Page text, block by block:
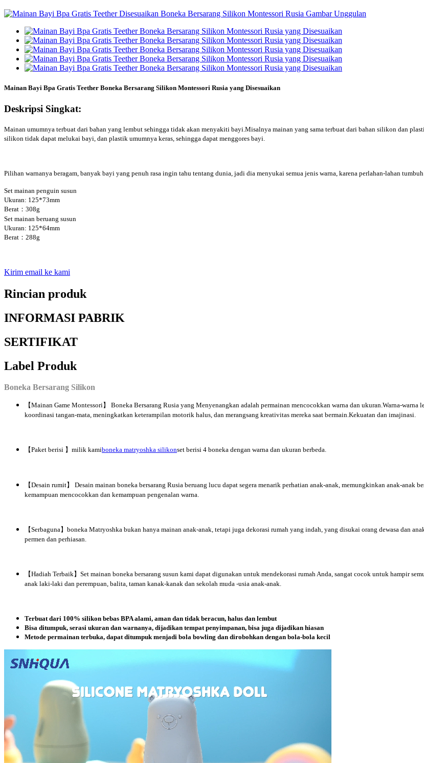
Mainan Bayi Bpa Gratis Teether Boneka Bersarang Silikon Montessori Rusia yang Disesuaikan
Deskripsi Singkat:
Mainan umumnya terbuat dari bahan yang lembut sehingga tidak akan menyakiti bayi.Misalnya mainan yang sama terbuat dari bahan silikon dan
silikon tidak dapat melukai bayi, dan plastik umumnya keras, sehingga dapat menggores bayi.
Pilihan warnanya beragam, banyak bayi yang penuh rasa ingin tahu tentang dunia, jadi dia menyukai semua jenis warna, karena perlahan-lahan
Set mainan penguin susun
Ukuran: 125*73mm
Berat：308g
Set mainan beruang susun
Ukuran: 125*64mm
Berat：288g
Kirim email ke kami
Rincian produk
INFORMASI PABRIK
SERTIFIKAT
Label Produk
Boneka Bersarang Silikon
【Mainan Game Montessori】 Boneka Bersarang Rusia yang Menyenangkan adalah permainan mencocokkan warna dan ukuran.Warna-
koordinasi tangan-mata, meningkatkan keterampilan motorik halus, dan merangsang kreativitas mereka saat bermain.Kekuatan dan imajinasi.
【Paket berisi 】milik kamiboneka matryoshka silikonset berisi 4 boneka dengan warna dan ukuran berbeda.
【Desain rumit】 Desain mainan boneka bersarang Rusia beruang lucu dapat segera menarik perhatian anak-anak, memungkinkan anak-anak
kemampuan mencocokkan dan kemampuan pengenalan warna.
【Serbaguna】boneka Matryoshka bukan hanya mainan anak-anak, tetapi juga dekorasi rumah yang indah, yang disukai orang dewasa dan
permen dan perhiasan.
【Hadiah Terbaik】Set mainan boneka bersarang susun kami dapat digunakan untuk mendekorasi rumah Anda, sangat cocok untuk hampir
anak laki-laki dan perempuan, balita, taman kanak-kanak dan sekolah muda -usia anak-anak.
Terbuat dari 100% silikon bebas BPA alami, aman dan tidak beracun, halus dan lembut
Bisa ditumpuk, serasi ukuran dan warnanya, dijadikan tempat penyimpanan, bisa juga dijadikan hiasan
Metode permainan terbuka, dapat ditumpuk menjadi bola bowling dan dirobohkan dengan bola-bola kecil